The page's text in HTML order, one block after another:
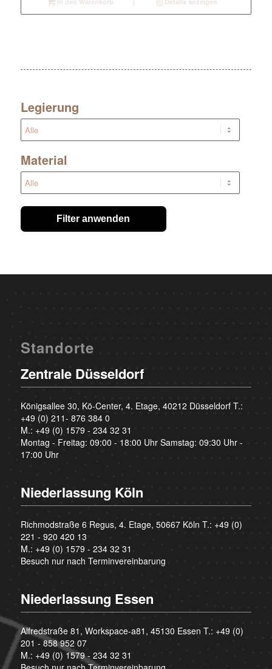
Legierung
Material
Filter anwenden
Standorte
Zentrale Düsseldorf
Königsallee 30, Kö-Center, 4. Etage, 40212 Düsseldorf T.:
+49 (0) 211- 876 384 0
M.: +49 (0) 1579 - 234 32 31
Montag - Freitag: 09:00 - 18:00 Uhr Samstag: 09:30 Uhr -
17:00 Uhr
Niederlassung Köln
Richmodstraße 6 Regus, 4. Etage, 50667 Köln T.: +49 (0)
221 - 920 420 13
M.: +49 (0) 1579 - 234 32 31
Besuch nur nach Terminvereinbarung
Niederlassung Essen
Alfredstraße 81, Workspace-a81, 45130 Essen T.: +49 (0)
201 - 858 952 07
M.: +49 (0) 1579 - 234 32 31